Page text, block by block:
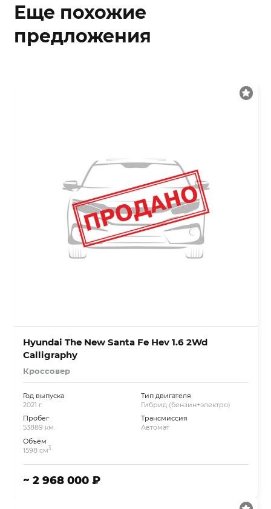
Еще похожие
предложения
Hyundai The New Santa Fe Hev 1.6 2Wd
Calligraphy
Кроссовер
Год выпуска
2021 г.
Пробег
53889 км.
Объём
1598 см3
Тип двигателя
Гибрид (бензин+электро)
Трансмиссия
Автомат
~ 2 968 000 ₽